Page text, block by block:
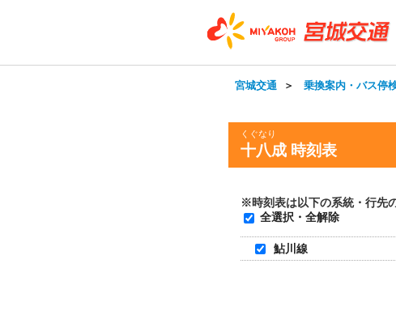
宮城交通 ＞ 乗換案内・バス停
くぐなり
十八成 時刻表
※時刻表は以下の系統・行先
全選択・全解除
鮎川線